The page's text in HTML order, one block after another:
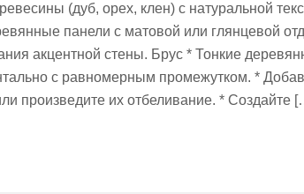
(дуб, орех, клен) с натуральной
панели с матовой или глянцевой
акцентной стены. Брус * Тонкие
с равномерным промежутком. *
произведите их отбеливание. * Создайте